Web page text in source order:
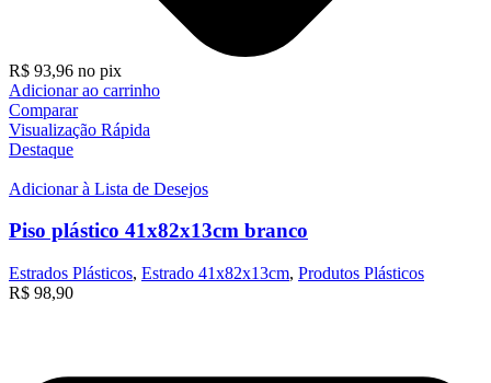
R$ 93,96 no pix
Adicionar ao carrinho
Comparar
Visualização Rápida
Destaque
Adicionar à Lista de Desejos
Piso plástico 41x82x13cm branco
Estrados Plásticos, Estrado 41x82x13cm, Produtos Plásticos
R$ 98,90